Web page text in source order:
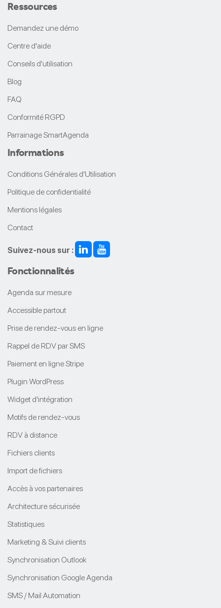
Ressources
Demandez une démo
Centre d'aide
Conseils d'utilisation
Blog
FAQ
Conformité RGPD
Parrainage SmartAgenda
Informations
Conditions Générales d'Utilisation
Politique de confidentialité
Mentions légales
Contact
Suivez-nous sur :
Fonctionnalités
Agenda sur mesure
Accessible partout
Prise de rendez-vous en ligne
Rappel de RDV par SMS
Paiement en ligne Stripe
Plugin WordPress
Widget d'intégration
Motifs de rendez-vous
RDV à distance
Fichiers clients
Import de fichiers
Accès à vos partenaires
Architecture sécurisée
Statistiques
Marketing & Suivi clients
Synchronisation Outlook
Synchronisation Google Agenda
SMS / Mail Automation